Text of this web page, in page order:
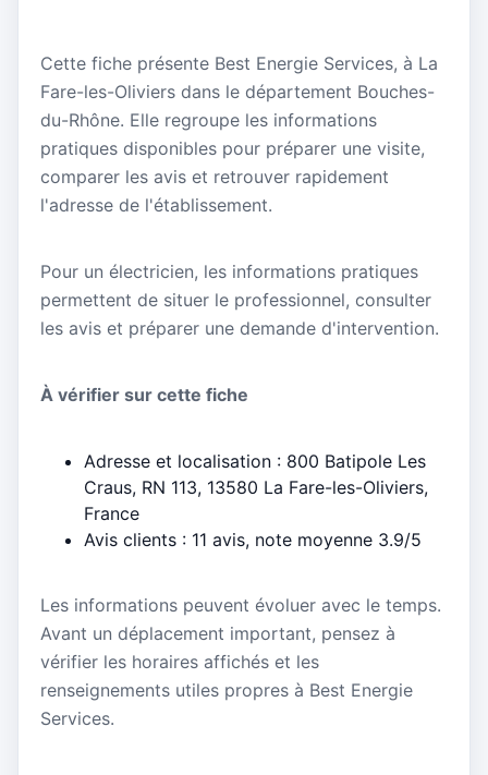
Cette fiche présente Best Energie Services, à La
Fare-les-Oliviers dans le département Bouches-
du-Rhône. Elle regroupe les informations
pratiques disponibles pour préparer une visite,
comparer les avis et retrouver rapidement
l'adresse de l'établissement.
Pour un électricien, les informations pratiques
permettent de situer le professionnel, consulter
les avis et préparer une demande d'intervention.
À vérifier sur cette fiche
Adresse et localisation : 800 Batipole Les
Craus, RN 113, 13580 La Fare-les-Oliviers,
France
Avis clients : 11 avis, note moyenne 3.9/5
Les informations peuvent évoluer avec le temps.
Avant un déplacement important, pensez à
vérifier les horaires affichés et les
renseignements utiles propres à Best Energie
Services.